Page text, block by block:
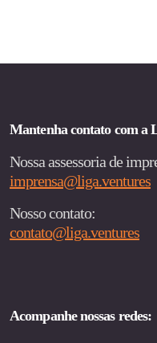
Mantenha contato com a
Nossa assessoria de
imprensa@liga.ventures
Nosso contato:
contato@liga.ventures
Acompanhe nossas redes: